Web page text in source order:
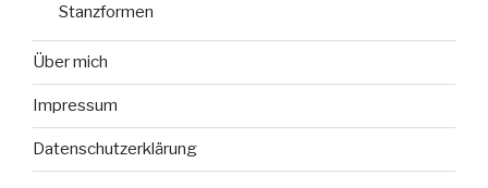
Stanzformen
Über mich
Impressum
Datenschutzerklärung